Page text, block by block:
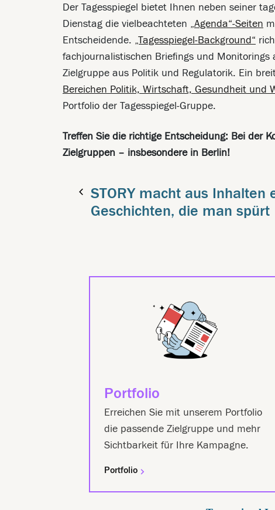
Der Tagesspiegel bietet Ihnen neben seiner
Dienstag die vielbeachteten „Agenda“-Seiten
Entscheidende. „Tagesspiegel-Background“
fachjournalistischen Briefings und Monitorings
Zielgruppe aus Politik und Regulatorik. Ein
Bereichen Politik, Wirtschaft, Gesundheit und
Portfolio der Tagesspiegel-Gruppe.
Treffen Sie die richtige Entscheidung: Bei der
Zielgruppen – insbesondere in Berlin!
STORY macht aus Inhalten
Geschichten, die man spürt
Portfolio
Erreichen Sie mit unserem Portfolio
die passende Zielgruppe und mehr
Sichtbarkeit für Ihre Kampagne.
Portfolio